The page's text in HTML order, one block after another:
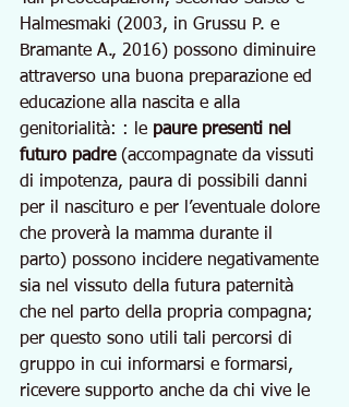
Halmesmaki (2003, in Grussu P. e
Bramante A., 2016) possono diminuire
attraverso una buona preparazione ed
educazione alla nascita e alla
genitorialità: : le paure presenti nel
futuro padre (accompagnate da vissuti
di impotenza, paura di possibili danni
per il nascituro e per l’eventuale dolore
che proverà la mamma durante il
parto) possono incidere negativamente
sia nel vissuto della futura paternità
che nel parto della propria compagna;
per questo sono utili tali percorsi di
gruppo in cui informarsi e formarsi,
ricevere supporto anche da chi vive le